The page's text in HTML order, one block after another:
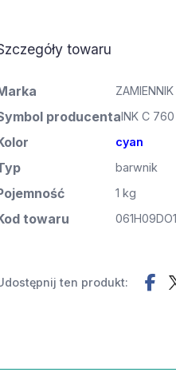
towaru
ZAMIENNIK
producentaINK C 760
cyan
barwnik
1 kg
towaru
ten produkt: